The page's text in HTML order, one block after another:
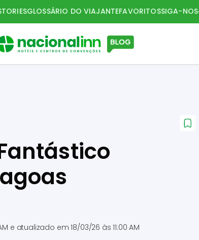
GLOSSÁRIO DO VIAJANTEFAVORITOSSIGA-NOS
e atualizado em18/03/26 às 11:00 AM